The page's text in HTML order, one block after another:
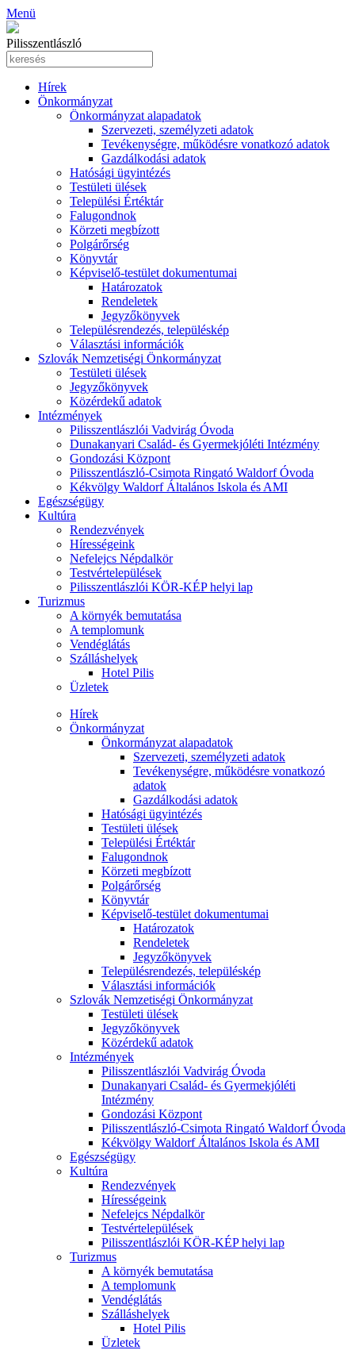
Menü
Pilisszentlászló
Hírek
Önkormányzat
Önkormányzat alapadatok
Szervezeti, személyzeti adatok
Tevékenységre, működésre vonatkozó adatok
Gazdálkodási adatok
Hatósági ügyintézés
Testületi ülések
Települési Értéktár
Falugondnok
Körzeti megbízott
Polgárőrség
Könyvtár
Képviselő-testület dokumentumai
Határozatok
Rendeletek
Jegyzőkönyvek
Településrendezés, településkép
Választási információk
Szlovák Nemzetiségi Önkormányzat
Testületi ülések
Jegyzőkönyvek
Közérdekű adatok
Intézmények
Pilisszentlászlói Vadvirág Óvoda
Dunakanyari Család- és Gyermekjóléti Intézmény
Gondozási Központ
Pilisszentlászló-Csimota Ringató Waldorf Óvoda
Kékvölgy Waldorf Általános Iskola és AMI
Egészségügy
Kultúra
Rendezvények
Hírességeink
Nefelejcs Népdalkör
Testvértelepülések
Pilisszentlászlói KÖR-KÉP helyi lap
Turizmus
A környék bemutatása
A templomunk
Vendéglátás
Szálláshelyek
Hotel Pilis
Üzletek
Hírek
Önkormányzat
Önkormányzat alapadatok
Szervezeti, személyzeti adatok
Tevékenységre, működésre vonatkozó
adatok
Gazdálkodási adatok
Hatósági ügyintézés
Testületi ülések
Települési Értéktár
Falugondnok
Körzeti megbízott
Polgárőrség
Könyvtár
Képviselő-testület dokumentumai
Határozatok
Rendeletek
Jegyzőkönyvek
Településrendezés, településkép
Választási információk
Szlovák Nemzetiségi Önkormányzat
Testületi ülések
Jegyzőkönyvek
Közérdekű adatok
Intézmények
Pilisszentlászlói Vadvirág Óvoda
Dunakanyari Család- és Gyermekjóléti
Intézmény
Gondozási Központ
Pilisszentlászló-Csimota Ringató Waldorf Óvoda
Kékvölgy Waldorf Általános Iskola és AMI
Egészségügy
Kultúra
Rendezvények
Hírességeink
Nefelejcs Népdalkör
Testvértelepülések
Pilisszentlászlói KÖR-KÉP helyi lap
Turizmus
A környék bemutatása
A templomunk
Vendéglátás
Szálláshelyek
Hotel Pilis
Üzletek